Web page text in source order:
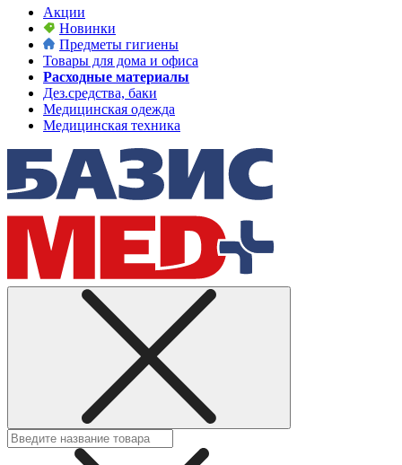
Акции
Новинки
Предметы гигиены
Товары для дома и офиса
Расходные материалы
Дез.средства, баки
Медицинская одежда
Медицинская техника